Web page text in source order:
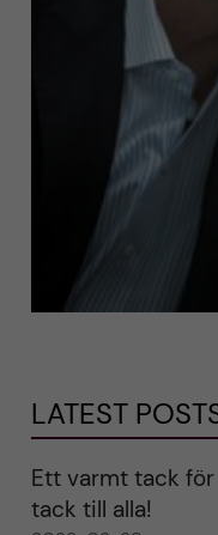
LATEST
Ett varmt tack
tack till alla!